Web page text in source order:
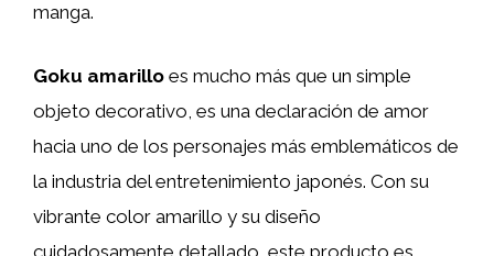
manga.
Goku amarillo es mucho más que un simple
objeto decorativo, es una declaración de amor
hacia uno de los personajes más emblemáticos de
la industria del entretenimiento japonés. Con su
vibrante color amarillo y su diseño
cuidadosamente detallado, este producto es